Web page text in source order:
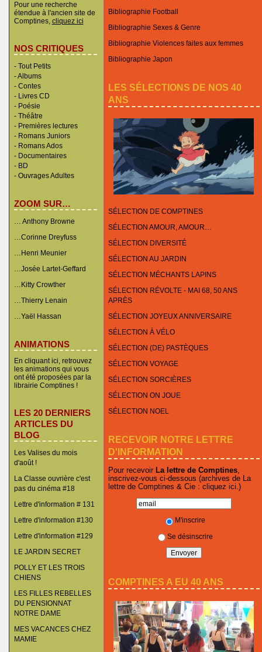
Pour une recherche
étendue à l'ancien site de
Comptines, cliquez ici
NOS CRITIQUES
- Tout Petits
-Albums
- Contes
- Livres CD
- Poésie
- Théâtre
- Premières lectures
- Romans Juniors
- Romans Ados
- Documentaires
- BD
- Ouvrages Adultes
ZOOM SUR…
… Anthony Browne
…Corinne Dreyfuss
…Henri Meunier
…Josée Lartet-Geffard
…Kitty Crowther
…Thierry Lenain
…Yaël Hassan
ANIMATIONS
En cliquant ici, retrouvez
les animations qui vous
ont été proposées par la
librairie Comptines !
LES 20 DERNIERS
ARTICLES DU
BLOG
Les Valises du mois
d'août !
La Classe ouvrière c'est
pas du cinéma #18
Lettre d'information # 131
Lettre d'information #130
Lettre d'information #129
LE JARDIN SECRET
POLLY ET LES TROIS
CHIENS
LES FILLES REBELLES
DU PENSIONNAT
NOTRE DAME
MES VACANCES CHEZ
MAMIE
Bibliographie Football
Bibliographie Sexes & Genre
Bibliographie Violences faites aux femmes
Bibliographie Japon
LES SÉLECTIONS DE NOS 40
ANS
SÉLECTION DE COMPTINES
SÉLECTION AMOUR, AMOUR…
SÉLECTION DIVERSITÉ
SÉLECTION AU JARDIN
SÉLECTION MÉCHANTS LAPINS
SÉLECTION RÉVOLTE - MAI 68, 50 ANS
APRÈS
SÉLECTION JOYEUX ANNIVERSAIRE
SÉLECTION À VÉLO
SÉLECTION (DE) PASTÈQUES
SÉLECTION VOYAGE
SÉLECTION SORCIÈRES
SÉLECTION ON JOUE
SÉLECTION NOEL
RECEVOIR NOTRE LETTRE
D'INFORMATION
Pour recevoir La lettre de Comptines,
inscrivez-vous ci-dessous (archives de La
lettre de Comptines & Cie : cliquez ici .)
M'inscrire
Se désinscrire
COMPTINES A EU 40 ANS